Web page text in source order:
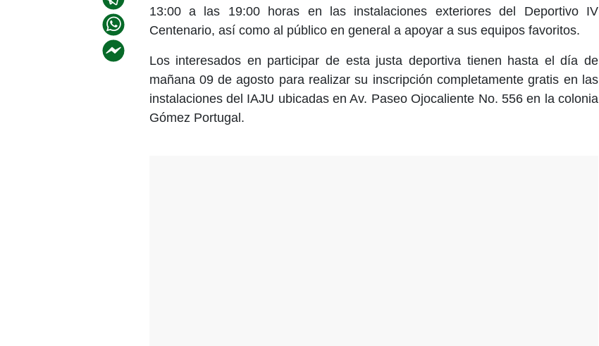
13:00 a las 19:00 horas en las instalaciones exteriores del Deportivo IV
Centenario, así como al público en general a apoyar a sus equipos favoritos.
Los interesados en participar de esta justa deportiva tienen hasta el día de
mañana 09 de agosto para realizar su inscripción completamente gratis en las
instalaciones del IAJU ubicadas en Av. Paseo Ojocaliente No. 556 en la colonia
Gómez Portugal.